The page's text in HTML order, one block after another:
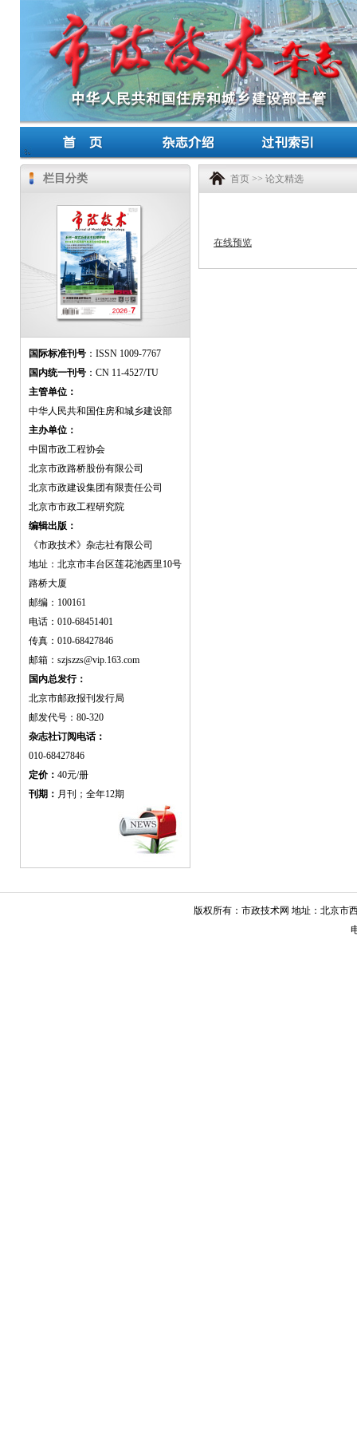
栏目分类
国际标准刊号 ：ISSN 1009-7767
国内统一刊号 ：CN 11-4527/TU
主管单位：
中华人民共和国住房和城乡建设部
主办单位：
中国市政工程协会
北京市政路桥股份有限公司
北京市政建设集团有限责任公司
北京市市政工程研究院
编辑出版：
《市政技术》杂志社有限公司
地址：北京市丰台区莲花池西里10号
路桥大厦
邮编：100161
电话：010-68451401
传真：010-68427846
邮箱：szjszzs@vip.163.com
国内总发行：
北京市邮政报刊发行局
邮发代号：80-320
杂志社订阅电话：
010-68427846
定价： 40元/册
刊期： 月刊；全年12期
首页 >> 论文精选
在线预览
版权所有：市政技术网 地址：北京市